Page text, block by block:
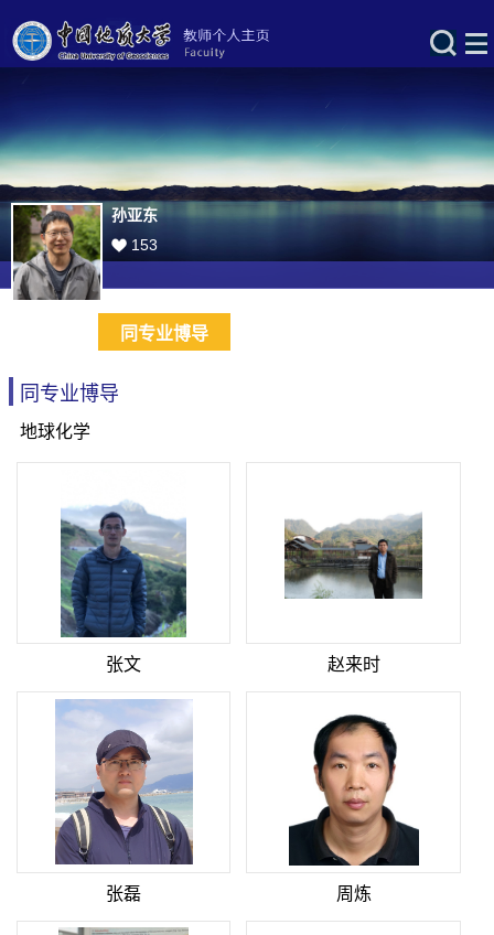
孙亚东
153
同专业博导
同专业博导
地球化学
张文 赵来时
张磊 周炼